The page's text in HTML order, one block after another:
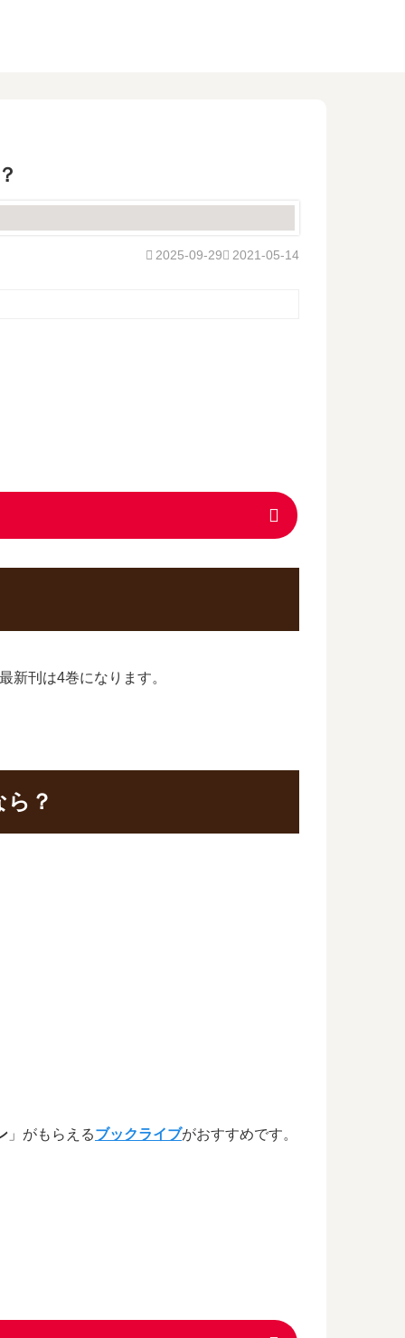
2021-05-14
2025-09-29
新刊は4巻になります。
？
」がもらえるブックライブがおすすめです。